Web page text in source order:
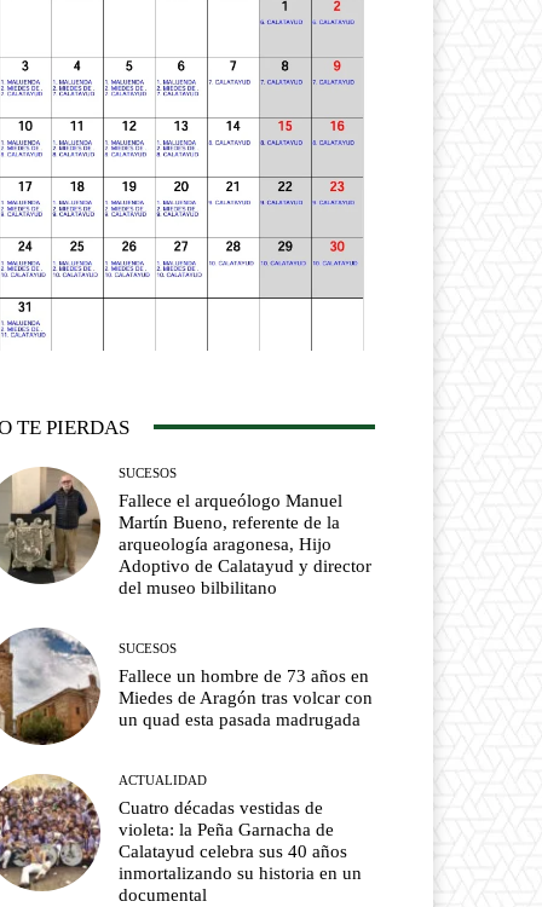
TE PIERDAS
SUCESOS
Fallece el arqueólogo Manuel
Martín Bueno, referente de la
arqueología aragonesa, Hijo
Adoptivo de Calatayud y director
del museo bilbilitano
SUCESOS
Fallece un hombre de 73 años en
Miedes de Aragón tras volcar con
un quad esta pasada madrugada
ACTUALIDAD
Cuatro décadas vestidas de
violeta: la Peña Garnacha de
Calatayud celebra sus 40 años
inmortalizando su historia en un
documental